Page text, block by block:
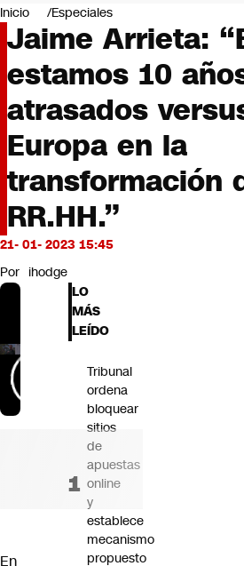
Negocios
Deportes
Programas completos
Cultura
Servicios
Bits
CNN tiempo
Futuro 360
Opinión
Inicio Especiales
Jaime Arrieta:
estamos 10
atrasados
Europa en la
transformación
RR.HH.”
21- 01- 2023 15:45
Por ihodge
En
LO
MÁS
LEÍDO
Tribunal
ordena
bloquear
sitios
de
apuestas
online
y
establece
mecanismo
propuesto